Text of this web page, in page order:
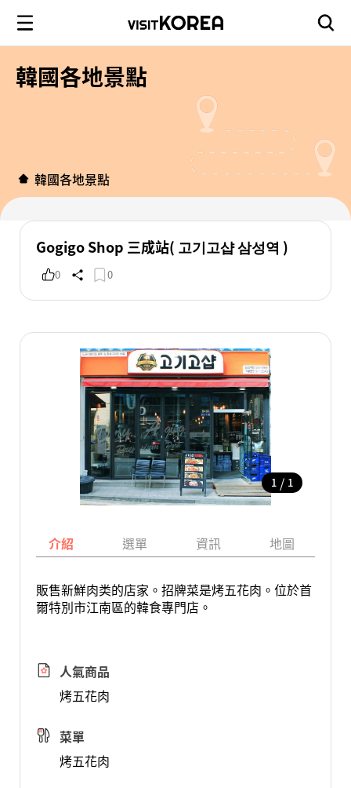
韓國各地景點
韓國各地景點
Gogigo Shop 三成站( 고기고샵 삼성역 )
0 0
1 / 1
介紹 選單 資訊 地圖
販售新鮮肉类的店家。招牌菜是烤五花肉。位於首
爾特別市江南區的韓食專門店。
人氣商品
烤五花肉
菜單
烤五花肉